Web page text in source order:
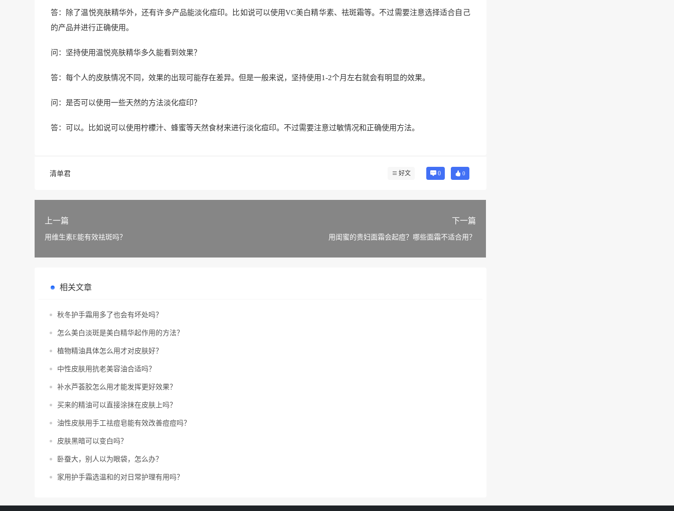
答：除了温悦亮肤精华外，还有许多产品能淡化痘印。比如说可以使用VC美白精华素、祛斑霜等。不过需要注意选择适合自己
的产品并进行正确使用。
问：坚持使用温悦亮肤精华多久能看到效果？
答：每个人的皮肤情况不同，效果的出现可能存在差异。但是一般来说，坚持使用1-2个月左右就会有明显的效果。
问：是否可以使用一些天然的方法淡化痘印？
答：可以。比如说可以使用柠檬汁、蜂蜜等天然食材来进行淡化痘印。不过需要注意过敏情况和正确使用方法。
清单君 好文 0 0
上一篇
用维生素E能有效祛斑吗？
下一篇
用闺蜜的贵妇面霜会起痘？哪些面霜不适合用？
相关文章
秋冬护手霜用多了也会有坏处吗？
怎么美白淡斑是美白精华起作用的方法？
植物精油具体怎么用才对皮肤好？
中性皮肤用抗老美容油合适吗？
补水芦荟胶怎么用才能发挥更好效果？
买来的精油可以直接涂抹在皮肤上吗？
油性皮肤用手工祛痘皂能有效改善痘痘吗？
皮肤黑暗可以变白吗？
卧蚕大，别人以为眼袋，怎么办？
家用护手霜选温和的对日常护理有用吗？